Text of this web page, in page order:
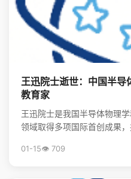
王迅院士逝世：中国半导
教育家
王迅院士是我国半导体物理
领域取得多项国际首创成果
01-15👁️ 709